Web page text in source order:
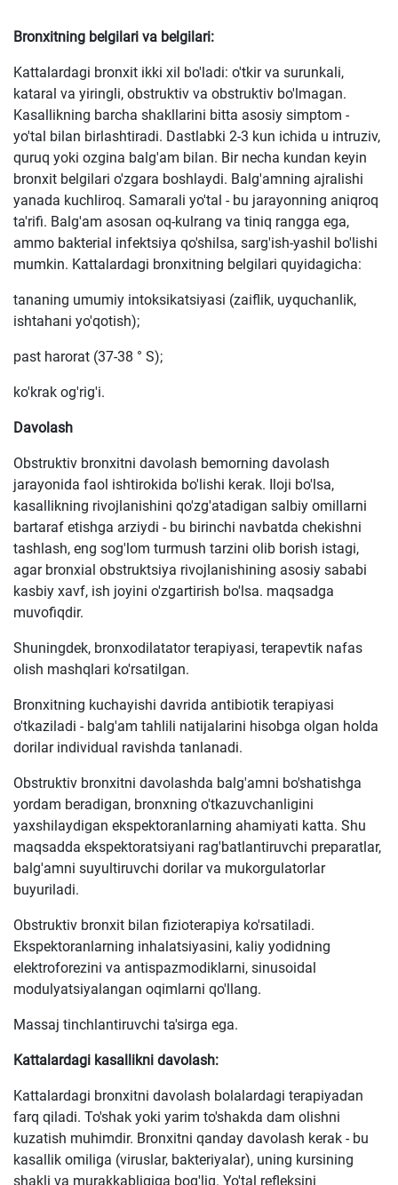
Bronxitning belgilari va belgilari:
Kattalardagi bronxit ikki xil bo'ladi: o'tkir va surunkali,
kataral va yiringli, obstruktiv va obstruktiv bo'lmagan.
Kasallikning barcha shakllarini bitta asosiy simptom -
yo'tal bilan birlashtiradi. Dastlabki 2-3 kun ichida u intruziv,
quruq yoki ozgina balg'am bilan. Bir necha kundan keyin
bronxit belgilari o'zgara boshlaydi. Balg'amning ajralishi
yanada kuchliroq. Samarali yo'tal - bu jarayonning aniqroq
ta'rifi. Balg'am asosan oq-kulrang va tiniq rangga ega,
ammo bakterial infektsiya qo'shilsa, sarg'ish-yashil bo'lishi
mumkin. Kattalardagi bronxitning belgilari quyidagicha:
tananing umumiy intoksikatsiyasi (zaiflik, uyquchanlik,
ishtahani yo'qotish);
past harorat (37-38 ° S);
ko'krak og'rig'i.
Davolash
Obstruktiv bronxitni davolash bemorning davolash
jarayonida faol ishtirokida bo'lishi kerak. Iloji bo'lsa,
kasallikning rivojlanishini qo'zg'atadigan salbiy omillarni
bartaraf etishga arziydi - bu birinchi navbatda chekishni
tashlash, eng sog'lom turmush tarzini olib borish istagi,
agar bronxial obstruktsiya rivojlanishining asosiy sababi
kasbiy xavf, ish joyini o'zgartirish bo'lsa. maqsadga
muvofiqdir.
Shuningdek, bronxodilatator terapiyasi, terapevtik nafas
olish mashqlari ko'rsatilgan.
Bronxitning kuchayishi davrida antibiotik terapiyasi
o'tkaziladi - balg'am tahlili natijalarini hisobga olgan holda
dorilar individual ravishda tanlanadi.
Obstruktiv bronxitni davolashda balg'amni bo'shatishga
yordam beradigan, bronxning o'tkazuvchanligini
yaxshilaydigan ekspektoranlarning ahamiyati katta. Shu
maqsadda ekspektoratsiyani rag'batlantiruvchi preparatlar,
balg'amni suyultiruvchi dorilar va mukorgulatorlar
buyuriladi.
Obstruktiv bronxit bilan fizioterapiya ko'rsatiladi.
Ekspektoranlarning inhalatsiyasini, kaliy yodidning
elektroforezini va antispazmodiklarni, sinusoidal
modulyatsiyalangan oqimlarni qo'llang.
Massaj tinchlantiruvchi ta'sirga ega.
Kattalardagi kasallikni davolash:
Kattalardagi bronxitni davolash bolalardagi terapiyadan
farq qiladi. To'shak yoki yarim to'shakda dam olishni
kuzatish muhimdir. Bronxitni qanday davolash kerak - bu
kasallik omiliga (viruslar, bakteriyalar), uning kursining
shakli va murakkabligiga bog'liq. Yo'tal refleksini